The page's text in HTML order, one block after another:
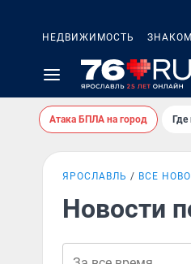
НЕДВИЖИМОСТЬ
Атака БПЛА на город
ЯРОСЛАВЛЬ ВСЕ
Новости